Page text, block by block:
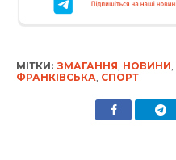
МІТКИ: ЗМАГАННЯ, НОВИНИ,
ФРАНКІВСЬКА, СПОРТ